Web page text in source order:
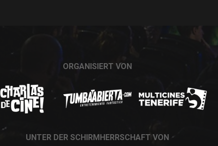
ORGANISIERT VON
UNTER DER SCHIRMHERRSCHAFT VON